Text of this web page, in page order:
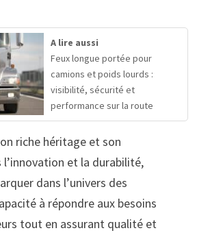
A lire aussi
Feux longue portée pour
camions et poids lourds :
visibilité, sécurité et
performance sur la route
riche héritage et son
et la durabilité,
dans l’univers des
à répondre aux besoins
tout en assurant qualité et